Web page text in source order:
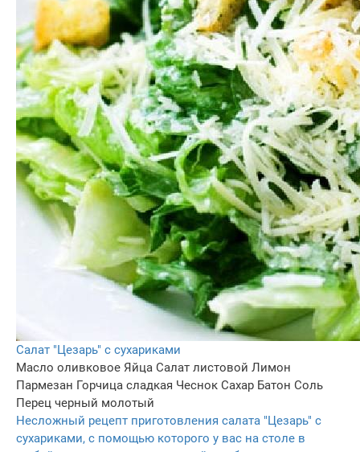
Салат "Цезарь" с сухариками
Масло оливковое Яйца Салат листовой Лимон
Пармезан Горчица сладкая Чеснок Сахар Батон Соль
Перец черный молотый
Несложный рецепт приготовления салата "Цезарь" с
сухариками, с помощью которого у вас на столе в